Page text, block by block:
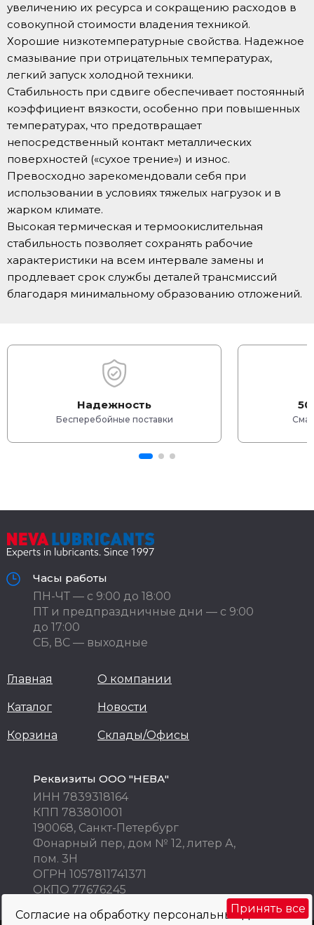
Согласие на обработку персональных данных
Принять все
увеличению их ресурса и сокращению расходов в
совокупной стоимости владения техникой.
Хорошие низкотемпературные свойства. Надежное
смазывание при отрицательных температурах,
легкий запуск холодной техники.
Стабильность при сдвиге обеспечивает постоянный
коэффициент вязкости, особенно при повышенных
температурах, что предотвращает
непосредственный контакт металлических
поверхностей («сухое трение») и износ.
Превосходно зарекомендовали себя при
использовании в условиях тяжелых нагрузок и в
жарком климате.
Высокая термическая и термоокислительная
стабильность позволяет сохранять рабочие
характеристики на всем интервале замены и
продлевает срок службы деталей трансмиссий
благодаря минимальному образованию отложений.
Надежность
Бесперебойные поставки
Часы работы
ПН-ЧТ — с 9:00 до 18:00
ПТ и предпраздничные дни — с 9:00
до 17:00
СБ, ВС — выходные
Главная
Каталог
Корзина
О компании
Новости
Склады/Офисы
Реквизиты ООО "НЕВА"
ИНН 7839318164
КПП 783801001
190068, Санкт-Петербург
Фонарный пер, дом № 12, литер А,
пом. 3Н
ОГРН 1057811741371
ОКПО 77676245